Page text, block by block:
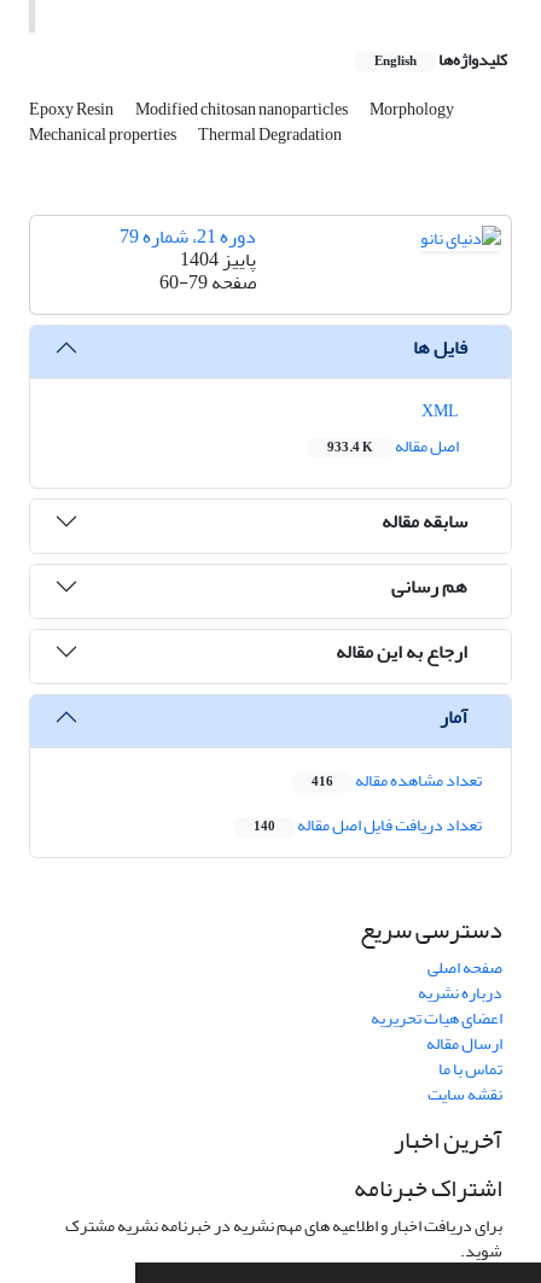
کلیدواژه‌ها English
Epoxy Resin Modified chitosan nanoparticles Morphology
Mechanical properties Thermal Degradation
دوره 21، شماره 79
پاییز 1404
صفحه60-79
فایل ها
اصل مقاله
933.4 K
سابقه مقاله
هم رسانی
ارجاع به این مقاله
آمار
تعداد مشاهده مقاله 416
تعداد دریافت فایل اصل مقاله 140
دسترسی سریع
صفحه اصلی
درباره نشریه
اعضای هیات تحریریه
ارسال مقاله
تماس با ما
نقشه سایت
آخرین اخبار
اشتراک خبرنامه
برای دریافت اخبار و اطلاعیه های مهم نشریه در خبرنامه نشریه مشترک
شوید.